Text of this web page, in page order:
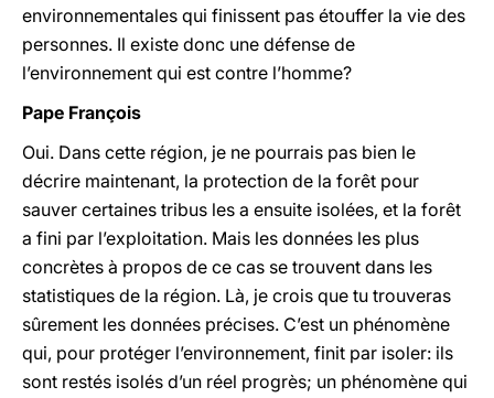
environnementales qui finissent pas étouffer la vie des
personnes. Il existe donc une défense de
l’environnement qui est contre l’homme?
Pape François
Oui. Dans cette région, je ne pourrais pas bien le
décrire maintenant, la protection de la forêt pour
sauver certaines tribus les a ensuite isolées, et la forêt
a fini par l’exploitation. Mais les données les plus
concrètes à propos de ce cas se trouvent dans les
statistiques de la région. Là, je crois que tu trouveras
sûrement les données précises. C’est un phénomène
qui, pour protéger l’environnement, finit par isoler: ils
sont restés isolés d’un réel progrès; un phénomène qui